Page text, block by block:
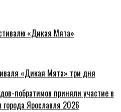
«Дикая Мята»
«Дикая Мята» три дня
побратимов приняли участие в
Ярославля 2026